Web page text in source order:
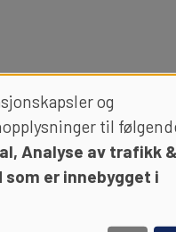
for å øke
og
til
Analyse av trafikk &
er innebygget i